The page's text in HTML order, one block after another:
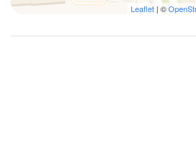
Leaflet | ©